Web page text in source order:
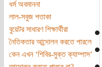
ধর্ম অবমাননা
লাল-সবুজ পতাকা
বুয়েটর সাধারণ শিক্ষার্থীরা
নৈতিকতার আন্দোলন করতে পারলে
কেন এখন ‘শিবির-মুক্ত ক্যাম্পাস’